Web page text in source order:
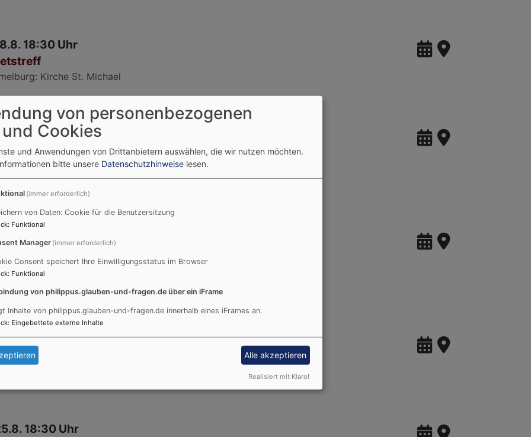
18:30 Uhr
Kirche St. Michael
17 Uhr
Jungschar für 9 bis 12 Jährige
Martin-Luther-Haus
18:30 Uhr
Jugendtreff des CVJM (für Jugendliche ab 13 Jahre)
Martin-Luther-Haus
10 Uhr
18:30 Uhr
von personenbezogenen
Cookies
und Anwendungen von Drittanbietern auswählen, die wir nutzen möchten.
bitte unsere Datenschutzhinweise lesen.
(immer erforderlich)
von Daten: Cookie für die Benutzersitzung
: Funktional
Manager (immer erforderlich)
Consent speichert Ihre Einwilligungsstatus im Browser
: Funktional
von philippus.glauben-und-fragen.de über ein iFrame
Inhalte von philippus.glauben-und-fragen.de innerhalb eines iFrames an.
: Eingebettete externe Inhalte
Alle akzeptieren
Realisiert mit Klaro!